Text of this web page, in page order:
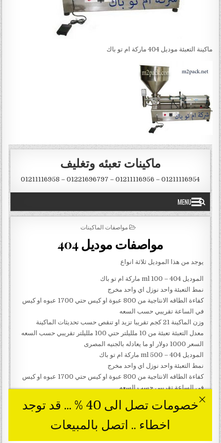
ماكينة التعبئة موديل 404 ماركة ام تو باك